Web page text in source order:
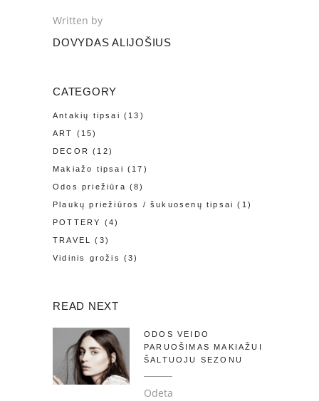
Written by
DOVYDAS ALIJOŠIUS
CATEGORY
Antakių tipsai (13)
ART (15)
DECOR (12)
Makiažo tipsai (17)
Odos priežiūra (8)
Plaukų priežiūros / šukuosenų tipsai (1)
POTTERY (4)
TRAVEL (3)
Vidinis grožis (3)
READ NEXT
ODOS VEIDO
PARUOŠIMAS MAKIAŽUI
ŠALTUOJU SEZONU
Odeta